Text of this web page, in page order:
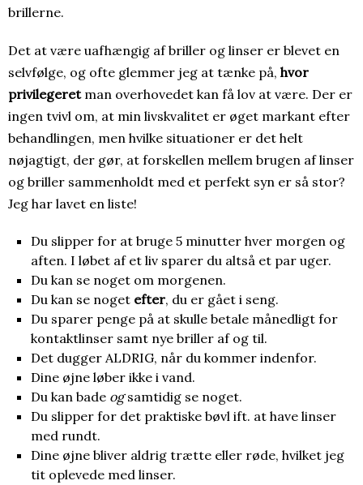
brillerne.
Det at være uafhængig af briller og linser er blevet en
selvfølge, og ofte glemmer jeg at tænke på, hvor
privilegeretman overhovedet kan få lov at være. Der er
ingen tvivl om, at min livskvalitet er øget markant efter
behandlingen, men hvilke situationer er det helt
nøjagtigt, der gør, at forskellen mellem brugen af linser
og briller sammenholdt med et perfekt syn er så stor?
Jeg har lavet en liste!
Du slipper for at bruge 5 minutter hver morgen og
aften. I løbet af et liv sparer du altså et par uger.
Du kan se noget om morgenen.
Du kan se noget efter, du er gået i seng.
Du sparer penge på at skulle betale månedligt for
kontaktlinser samt nye briller af og til.
Det dugger ALDRIG, når du kommer indenfor.
Dine øjne løber ikke i vand.
Du kan bade ogsamtidig se noget.
Du slipper for det praktiske bøvl ift. at have linser
med rundt.
Dine øjne bliver aldrig trætte eller røde, hvilket jeg
tit oplevede med linser.